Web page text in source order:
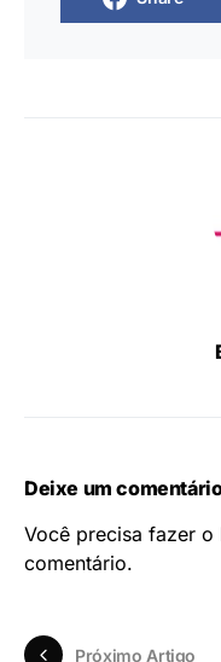
Deixe um
Você precisa fazer o
comentário.
Próximo Artigo